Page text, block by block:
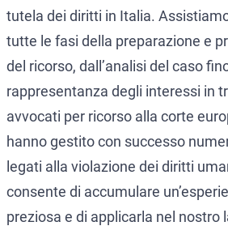
tutela dei diritti in Italia.
tutte le fasi della preparazione e
del ricorso, dall’analisi del caso
rappresentanza degli interessi in
avvocati per ricorso alla corte
hanno gestito con successo
legati alla violazione dei diritti
consente di accumulare
preziosa e di applicarla nel nostro